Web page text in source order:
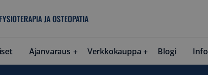
JA OSTEOPATIA
Ajanvaraus Verkkokauppa Blogi Info